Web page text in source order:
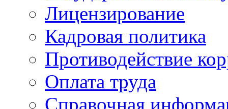
Лицензирование
Кадровая политика
Противодействие
Оплата труда
Справочная